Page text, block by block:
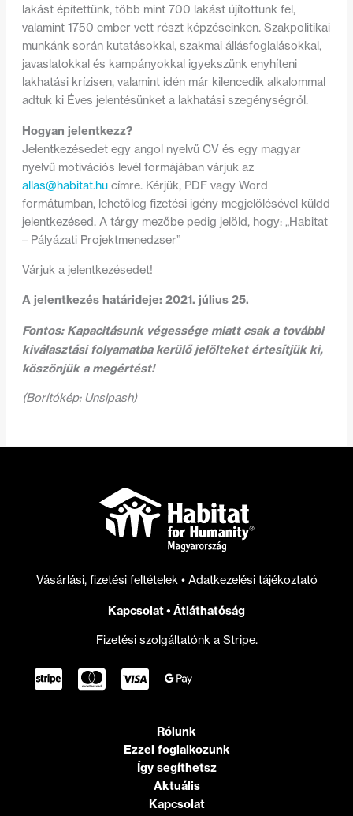
lakást építettünk, több mint 700 lakást újítottunk fel,
valamint 1750 ember vett részt képzéseinken. Szakpolitikai
munkánk során kutatásokkal, szakmai állásfoglalásokkal,
javaslatokkal és kampányokkal igyekszünk enyhíteni
lakhatási krízisen, valamint idén már kilencedik alkalommal
adtuk ki Éves jelentésünket a lakhatási szegénységről.
Hogyan jelentkezz?
Jelentkezésedet egy angol nyelvű CV és egy magyar
nyelvű motivációs levél formájában várjuk az
allas@habitat.hucímre. Kérjük, PDF vagy Word
formátumban, lehetőleg fizetési igény megjelölésével küldd
jelentkezésed. A tárgy mezőbe pedig jelöld, hogy: „Habitat
– Pályázati Projektmenedzser”
Várjuk a jelentkezésedet!
A jelentkezés határideje: 2021. július 25.
Fontos: Kapacitásunk végessége miatt csak a további
kiválasztási folyamatba kerülő jelölteket értesítjük ki,
köszönjük a megértést!
(Borítókép: Unslpash)
Vásárlási, fizetési feltételek • Adatkezelési tájékoztató
Kapcsolat• Átláthatóság
Fizetési szolgáltatónk a Stripe.
Rólunk
Ezzel foglalkozunk
Így segíthetsz
Aktuális
Kapcsolat